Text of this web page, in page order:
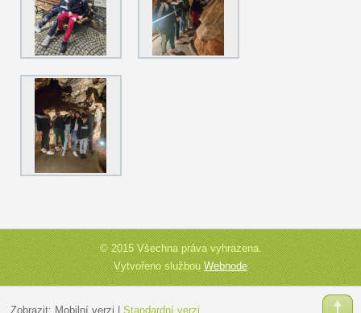
© 2015 Všechna práva vyhrazena.
Vytvořeno službouWebnode
Zobrazit: Mobilní verzi Standardní verzi